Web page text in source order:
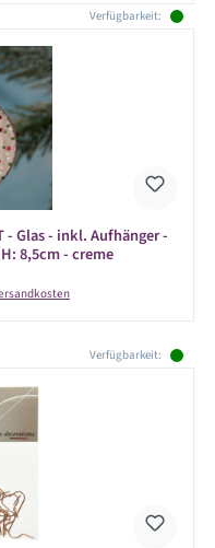
Verfügbarkeit:
Glas - inkl. Aufhänger -
8,5cm - creme
Preis:
Verfügbarkeit: